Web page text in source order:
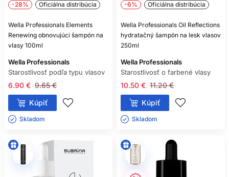
-28% Oficiálna distribúcia
Wella Professionals Elements
Renewing obnovujúci šampón na
vlasy 100ml
Wella Professionals
Starostlivosť podľa typu vlasov
9.65 €
6.90 €
Kúpiť
Skladom ㅤ
-6% Oficiálna distribúcia
Wella Professionals Oil Reflections
hydratačný šampón na lesk vlasov
250ml
Wella Professionals
Starostlivosť o farbené vlasy
11.20 €
10.50 €
Kúpiť
Skladom ㅤ